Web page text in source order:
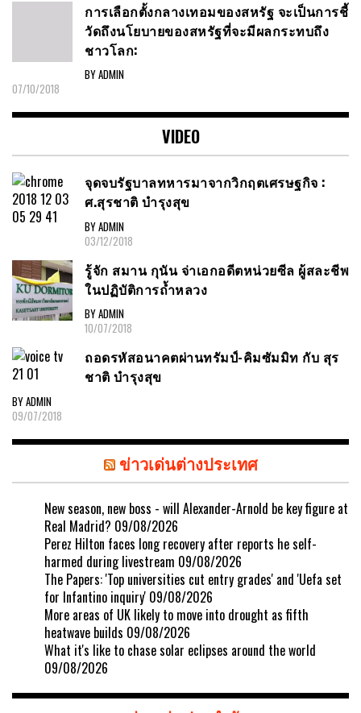
การเลือกตั้งกลางเทอมของสหรัฐ จะเป็นการชี้
วัดถึงนโยบายของสหรัฐที่จะมีผลกระทบถึง
ชาวโลก:
BY ADMIN
07/10/2018
VIDEO
จุดจบรัฐบาลทหารมาจากวิกฤตเศรษฐกิจ :
ศ.สุรชาติ บำรุงสุข
BY ADMIN
03/12/2018
รู้จัก สมาน กุนัน จ่าเอกอดีตหน่วยซีล ผู้สละชีพ
ในปฏิบัติการถ้ำหลวง
BY ADMIN
10/07/2018
ถอดรหัสอนาคตผ่านทรัมป์-คิมซัมมิท กับ สุร
ชาติ บำรุงสุข
BY ADMIN
09/07/2018
ข่าวเด่นต่างประเทศ
New season, new boss - will Alexander-Arnold be key figure at
Real Madrid? 09/08/2026
Perez Hilton faces long recovery after reports he self-
harmed during livestream 09/08/2026
The Papers: 'Top universities cut entry grades' and 'Uefa set
for Infantino inquiry' 09/08/2026
More areas of UK likely to move into drought as fifth
heatwave builds 09/08/2026
What it's like to chase solar eclipses around the world
09/08/2026